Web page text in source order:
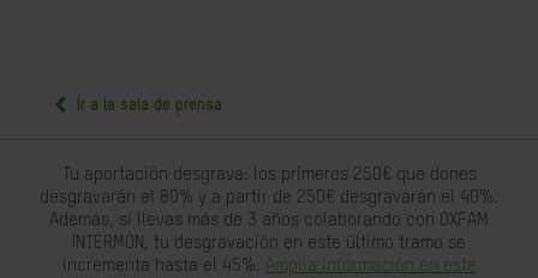
Ir a la sala de prensa
Tu aportación desgrava: los primeros 250€ que dones
desgravarán el 80% y a partir de 250€ desgravarán el 40%.
Además, si llevas más de 3 años colaborando con OXFAM
INTERMÓN, tu desgravación en este último tramo se
incrementa hasta el 45%. Amplia información en este